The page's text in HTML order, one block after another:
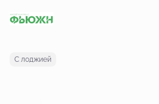
2-комнатная
С лоджией